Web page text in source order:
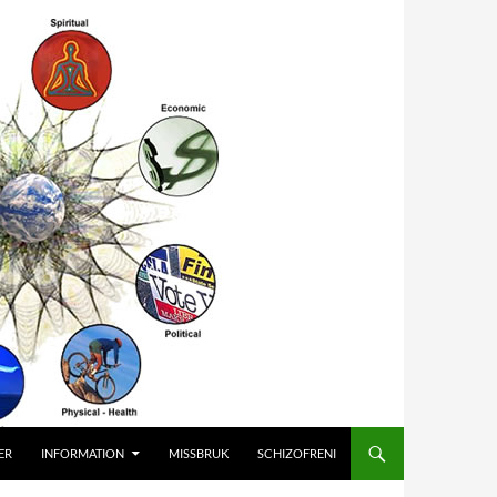
INFORMATION MISSBRUK SCHIZOFRENI